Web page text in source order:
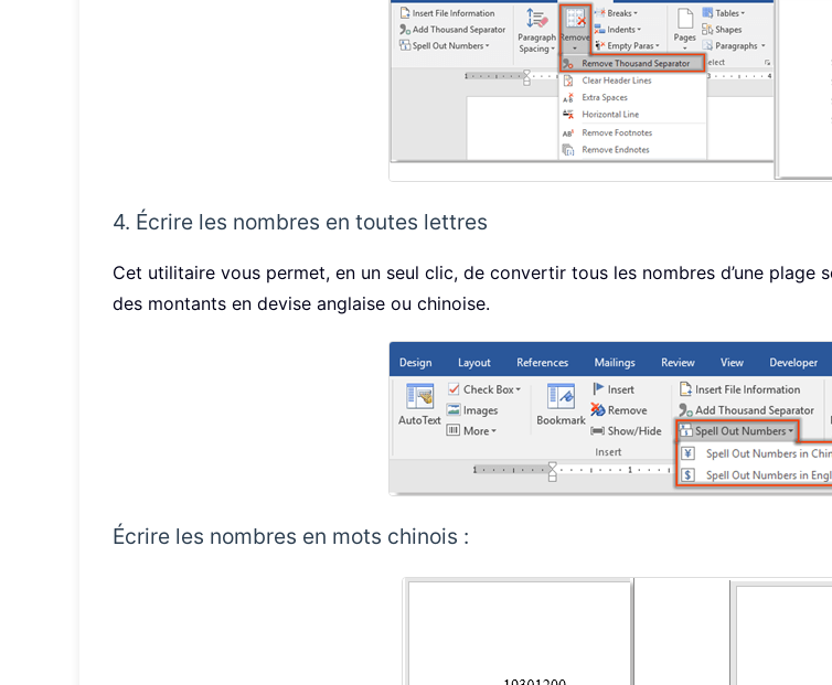
4. Écrire les nombres en toutes lettres
Cet utilitaire vous permet, en un seul clic, de convertir tous les nombres d’une plage
des montants en devise anglaise ou chinoise.
Écrire les nombres en mots chinois :